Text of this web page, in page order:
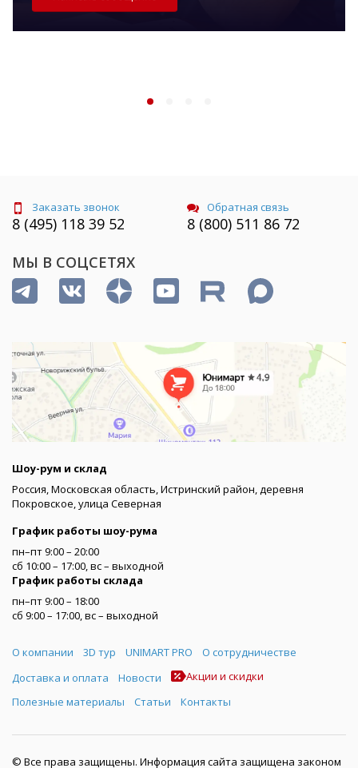
Заказать звонок
8 (495) 118 39 52
Обратная связь
8 (800) 511 86 72
МЫ В СОЦСЕТЯХ
Шоу-рум и склад
Россия, Московская область, Истринский район, деревня
Покровское, улица Северная
График работы шоу-рума
пн–пт 9:00 – 20:00
сб 10:00 – 17:00, вс – выходной
График работы склада
пн–пт 9:00 – 18:00
сб 9:00 – 17:00, вс – выходной
Меню
О компании 3D тур UNIMART PRO
О сотрудничестве
Доставка и оплата
Новости
Акции и скидки
Полезные материалы
Статьи Контакты
© Все права защищены. Информация сайта защищена законом